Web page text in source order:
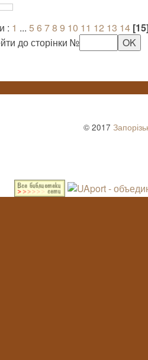
: 1 ... 5 6 78 9 10 11 12 13 14
до сторінки №
© 2017